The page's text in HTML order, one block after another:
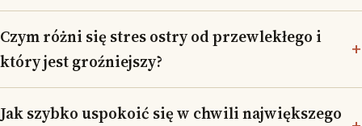
Czym różni się stres ostry od przewlekłego i
który jest groźniejszy?
Jak szybko uspokoić się w chwili największego